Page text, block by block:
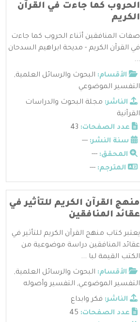
الحروب كما جاءت في القرآن
الكريم
صفات المنافقين أثناء الحروب كما جاءت
في القرآن الكريم - مديحة ابراهيم السدحان
...
الأقسام: البحوث والرسائل العلمية,
التفسير الموضوعي
الناشر: مجلة البحوث والدراسات
القرآنية
عدد الصفحات:
سنة النشر: ---
المحقق: ---
المترجم: ---
منهج القرآن الكريم للتأثير في
عقائد المنافقين
يعتبر كتاب منهج القرآن الكريم للتأثير في
عقائد المنافقين دراسة موضوعية من
الكتب القيمة لبا ...
الأقسام: البحوث والرسائل العلمية,
التفسير الموضوعي, التفسير وأصوله
الناشر: فكر وابداع
عدد الصفحات: